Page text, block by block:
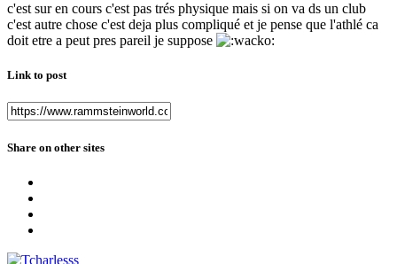
c'est sur en cours c'est pas trés physique mais si on va ds un club
c'est autre chose c'est deja plus compliqué et je pense que l'athlé ca
doit etre a peut pres pareil je suppose
Link to post
Share on other sites